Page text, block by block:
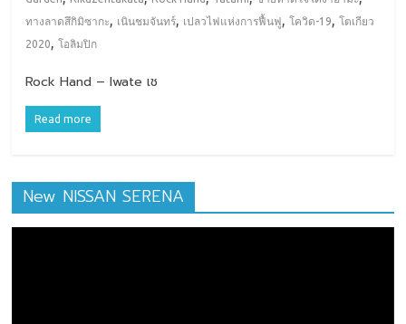
ทางลาดสึกิมิซากะ, เนินชมจันทร์, เปลวไฟแห่งการฟื้นฟู ,โควิด-19,โตเกียว
2020,โอลิมปิก
Rock Hand – Iwate เช
Read more
New NISSAN SERENA